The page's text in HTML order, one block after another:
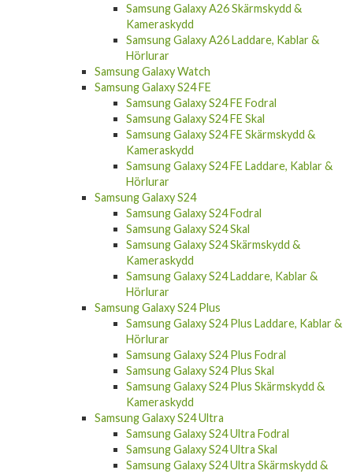
Samsung Galaxy A26 Skärmskydd &
Kameraskydd
Samsung Galaxy A26 Laddare, Kablar &
Hörlurar
Samsung Galaxy Watch
Samsung Galaxy S24 FE
Samsung Galaxy S24 FE Fodral
Samsung Galaxy S24 FE Skal
Samsung Galaxy S24 FE Skärmskydd &
Kameraskydd
Samsung Galaxy S24 FE Laddare, Kablar &
Hörlurar
Samsung Galaxy S24
Samsung Galaxy S24 Fodral
Samsung Galaxy S24 Skal
Samsung Galaxy S24 Skärmskydd &
Kameraskydd
Samsung Galaxy S24 Laddare, Kablar &
Hörlurar
Samsung Galaxy S24 Plus
Samsung Galaxy S24 Plus Laddare, Kablar &
Hörlurar
Samsung Galaxy S24 Plus Fodral
Samsung Galaxy S24 Plus Skal
Samsung Galaxy S24 Plus Skärmskydd &
Kameraskydd
Samsung Galaxy S24 Ultra
Samsung Galaxy S24 Ultra Fodral
Samsung Galaxy S24 Ultra Skal
Samsung Galaxy S24 Ultra Skärmskydd &